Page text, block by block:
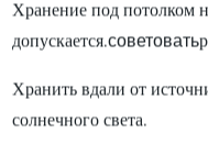
Хранение под потолком
допускается.советовать
Хранить вдали от
солнечного света.